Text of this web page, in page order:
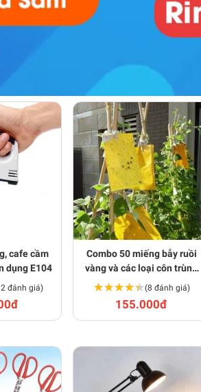
cafe cầm
dụng E104
đánh giá)
Combo 50 miếng bẫy ruồi
vàng và các loại côn trùng
S218
★★★★★
★★★★★(8 đánh giá)
155.000đ